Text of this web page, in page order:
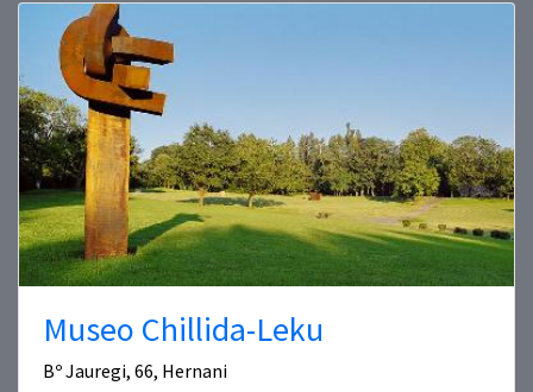
Museo Chillida-Leku
Bº Jauregi, 66, Hernani